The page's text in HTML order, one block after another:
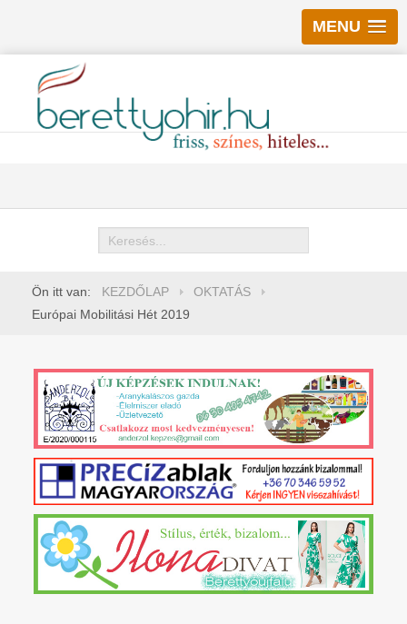
MENU
Keresés
Ön itt van: KEZDŐLAP
OKTATÁS
Európai Mobilitási Hét 2019